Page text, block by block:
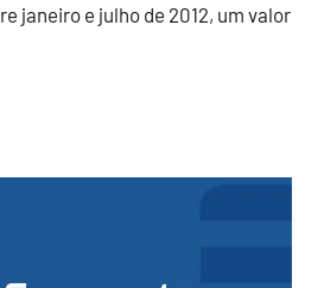
janeiro e julho de 2012, um valor